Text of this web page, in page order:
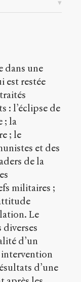
dans une
restée
: l’éclipse de
; la
; le
et des
de la
militaires ;
Le
d’un
intervention
d’une